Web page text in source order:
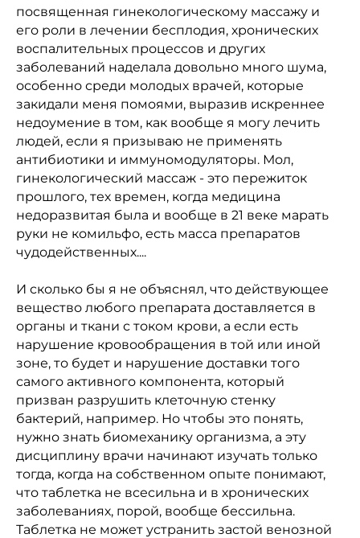
посвященная гинекологическому массажу и
его роли в лечении бесплодия, хронических
воспалительных процессов и других
заболеваний наделала довольно много шума,
особенно среди молодых врачей, которые
закидали меня помоями, выразив искреннее
недоумение в том, как вообще я могу лечить
людей, если я призываю не применять
антибиотики и иммуномодуляторы. Мол,
гинекологический массаж - это пережиток
прошлого, тех времен, когда медицина
недоразвитая была и вообще в 21 веке марать
руки не комильфо, есть масса препаратов
чудодейственных....
И сколько бы я не объяснял, что действующее
вещество любого препарата доставляется в
органы и ткани с током крови, а если есть
нарушение кровообращения в той или иной
зоне, то будет и нарушение доставки того
самого активного компонента, который
призван разрушить клеточную стенку
бактерий, например. Но чтобы это понять,
нужно знать биомеханику организма, а эту
дисциплину врачи начинают изучать только
тогда, когда на собственном опыте понимают,
что таблетка не всесильна и в хронических
заболеваниях, порой, вообще бессильна.
Таблетка не может устранить застой венозной